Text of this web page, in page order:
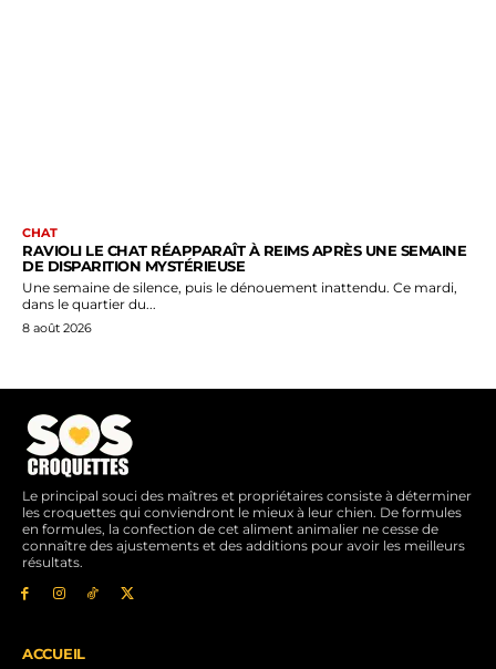
CHAT
RAVIOLI LE CHAT RÉAPPARAÎT À REIMS APRÈS UNE SEMAINE
DE DISPARITION MYSTÉRIEUSE
Une semaine de silence, puis le dénouement inattendu. Ce mardi,
dans le quartier du...
8 août 2026
Le principal souci des maîtres et propriétaires consiste à déterminer
les croquettes qui conviendront le mieux à leur chien. De formules
en formules, la confection de cet aliment animalier ne cesse de
connaître des ajustements et des additions pour avoir les meilleurs
résultats.
ACCUEIL